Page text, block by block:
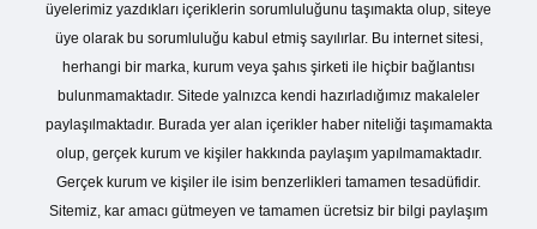
üyelerimiz yazdıkları içeriklerin sorumluluğunu taşımakta olup, siteye
üye olarak bu sorumluluğu kabul etmiş sayılırlar. Bu internet sitesi,
herhangi bir marka, kurum veya şahıs şirketi ile hiçbir bağlantısı
bulunmamaktadır. Sitede yalnızca kendi hazırladığımız makaleler
paylaşılmaktadır. Burada yer alan içerikler haber niteliği taşımamakta
olup, gerçek kurum ve kişiler hakkında paylaşım yapılmamaktadır.
Gerçek kurum ve kişiler ile isim benzerlikleri tamamen tesadüfidir.
Sitemiz, kar amacı gütmeyen ve tamamen ücretsiz bir bilgi paylaşım